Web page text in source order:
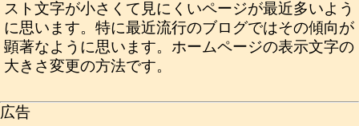
スト文字が小さくて見にくいページが最近多いよう
に思います。特に最近流行のブログではその傾向が
顕著なように思います。ホームページの表示文字の
大きさ変更の方法です。
広告